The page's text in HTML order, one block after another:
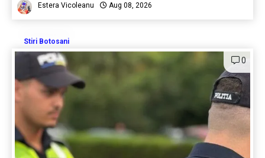
Estera Vicoleanu Aug 08, 2026
Stiri Botosani
0